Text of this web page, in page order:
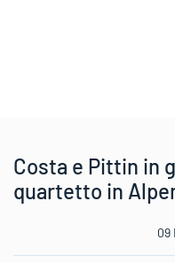
Costa e Pittin in
quartetto in
09